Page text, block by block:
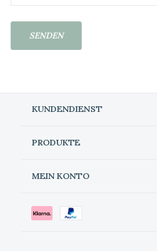
SENDEN
KUNDENDIENST
PRODUKTE
MEIN KONTO